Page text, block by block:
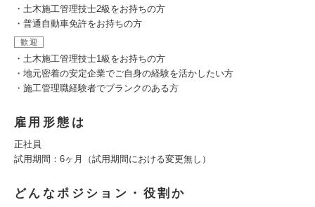
・土木施工管理技士2級をお持ちの方
・普通自動車免許をお持ちの方
歓迎
・土木施工管理技士1級をお持ちの方
・地元密着の安定企業でご自身の経験を活かしたい方
・施工管理職経験者でブランクのある方
雇用形態は
正社員
試用期間：6ヶ月（試用期間における変更無し）
どんなポジション・役割か